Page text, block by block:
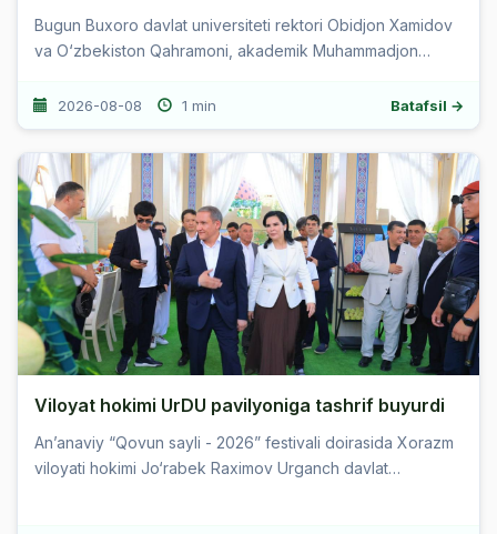
Bugun Buxoro davlat universiteti rektori Obidjon Xamidov
va O‘zbekiston Qahramoni, akademik Muhammadjon
universitetiga tashrif buyurdilar. ...
2026-08-08 1 min Batafsil →
Viloyat hokimi UrDU pavilyoniga tashrif buyurdi
Anʼanaviy “Qovun sayli - 2026” festivali doirasida Xorazm
viloyati hokimi Jo‘rabek Raximov Urganch davlat